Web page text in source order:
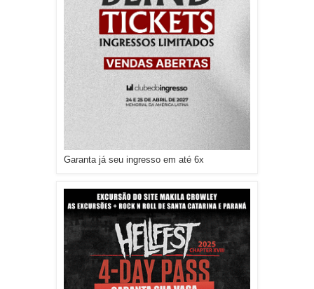
Garanta já seu ingresso em até 6x